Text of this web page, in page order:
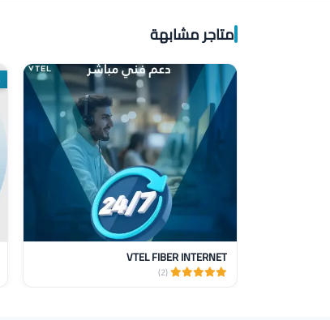
متاجر مشابهة
VTEL FIBER INTERNET
(2)